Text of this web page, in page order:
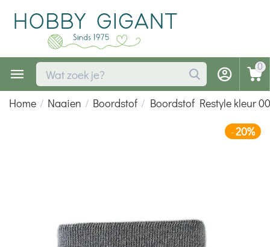
0
Home / Naaien / Boordstof / Boordstof Restyle kleur
-20%